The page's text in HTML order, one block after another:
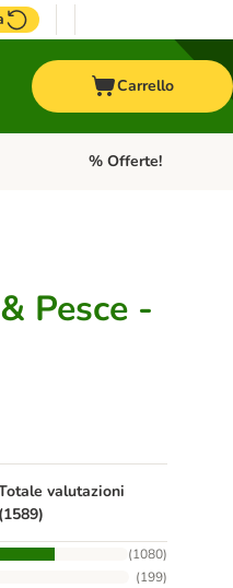
Carrello
CavalliApri Menu Categoria:
% Offerte!
Pesce -
valutazioni
(1589)
(1080)
(199)